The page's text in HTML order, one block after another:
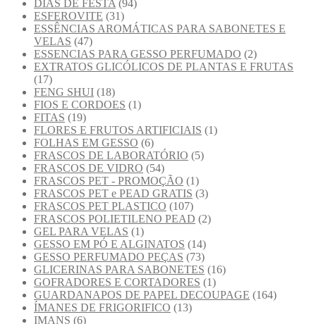
DIAS DE FESTA (94)
ESFEROVITE (31)
ESSÊNCIAS AROMÁTICAS PARA SABONETES E
VELAS (47)
ESSENCIAS PARA GESSO PERFUMADO (2)
EXTRATOS GLICÓLICOS DE PLANTAS E FRUTAS
(17)
FENG SHUI (18)
FIOS E CORDOES (1)
FITAS (19)
FLORES E FRUTOS ARTIFICIAIS (1)
FOLHAS EM GESSO (6)
FRASCOS DE LABORATÓRIO (5)
FRASCOS DE VIDRO (54)
FRASCOS PET - PROMOÇÃO (1)
FRASCOS PET e PEAD GRATIS (3)
FRASCOS PET PLASTICO (107)
FRASCOS POLIETILENO PEAD (2)
GEL PARA VELAS (1)
GESSO EM PÓ E ALGINATOS (14)
GESSO PERFUMADO PEÇAS (73)
GLICERINAS PARA SABONETES (16)
GOFRADORES E CORTADORES (1)
GUARDANAPOS DE PAPEL DECOUPAGE (164)
ÍMANES DE FRIGORIFICO (13)
IMANS (6)